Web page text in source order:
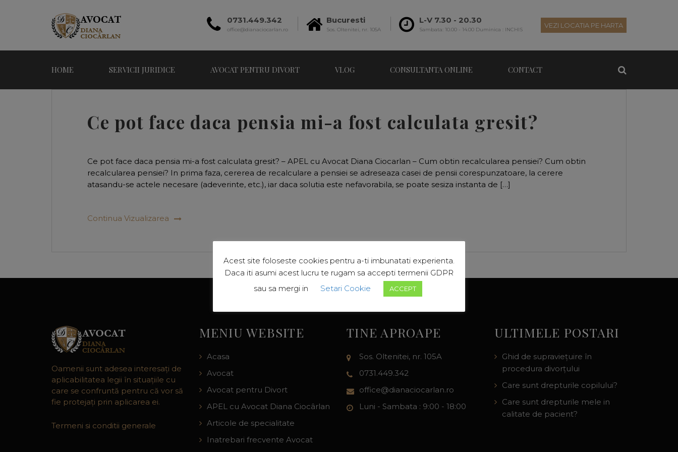
0731.449.342
office@dianaciocarlan.ro
Bucuresti
Sos. Oltenitei, nr. 105A
L-V 7.30 - 20.30
Sambata: 10.00 - 14.00 Duminica : INCHIS VEZI LOCATIA PE HARTA
HOME SERVICII JURIDICE AVOCAT PENTRU DIVORT VLOG CONSULTANTA ONLINE CONTACT
Ce pot face daca pensia mi-a fost calculata gresit?
Ce pot face daca pensia mi-a fost calculata gresit? – APEL cu Avocat Diana Ciocarlan – Cum obtin recalcularea pensiei? Cum obtin
recalcularea pensiei? In prima faza, cererea de recalculare a pensiei se adreseaza casei de pensii corespunzatoare, la cerere
atasandu-se actele necesare (adeverinte, etc.), iar daca solutia este nefavorabila, se poate sesiza instanta de […]
Continua Vizualizarea
Oamenii sunt adesea interesaţi de
aplicabilitatea legii în situaţiile cu
care se confruntă pentru că vor să
fie protejaţi prin aplicarea ei.
Termeni si conditii generale
MENIU WEBSITE
Acasa
Avocat
Avocat pentru Divort
APEL cu Avocat Diana Ciocârlan
Articole de specialitate
Inatrebari frecvente Avocat
TINE APROAPE
Sos. Oltenitei, nr. 105A
0731.449.342
office@dianaciocarlan.ro
Luni - Sambata : 9:00 - 18:00
ULTIMELE POSTARI
Ghid de supraviețuire în
procedura divorțului
Care sunt drepturile copilului?
Care sunt drepturile mele in
calitate de pacient?
Acest site foloseste cookies pentru a-ti imbunatati experienta.
Daca iti asumi acest lucru te rugam sa accepti termenii GDPR
sau sa mergi in
Setari Cookie ACCEPT